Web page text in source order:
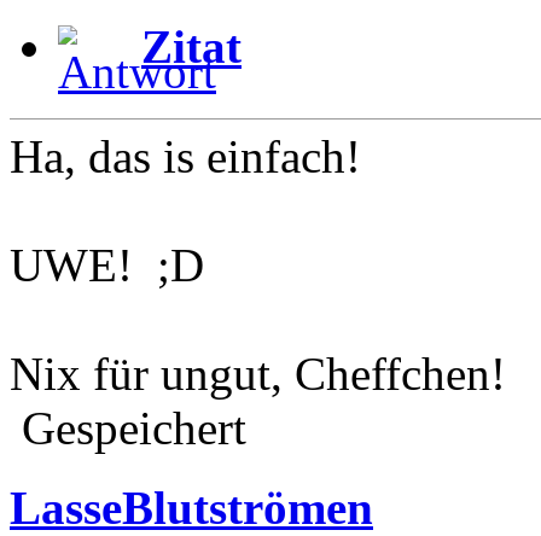
Zitat
Ha, das is einfach!
UWE! ;D
Nix für ungut, Cheffchen!
Gespeichert
LasseBlutströmen